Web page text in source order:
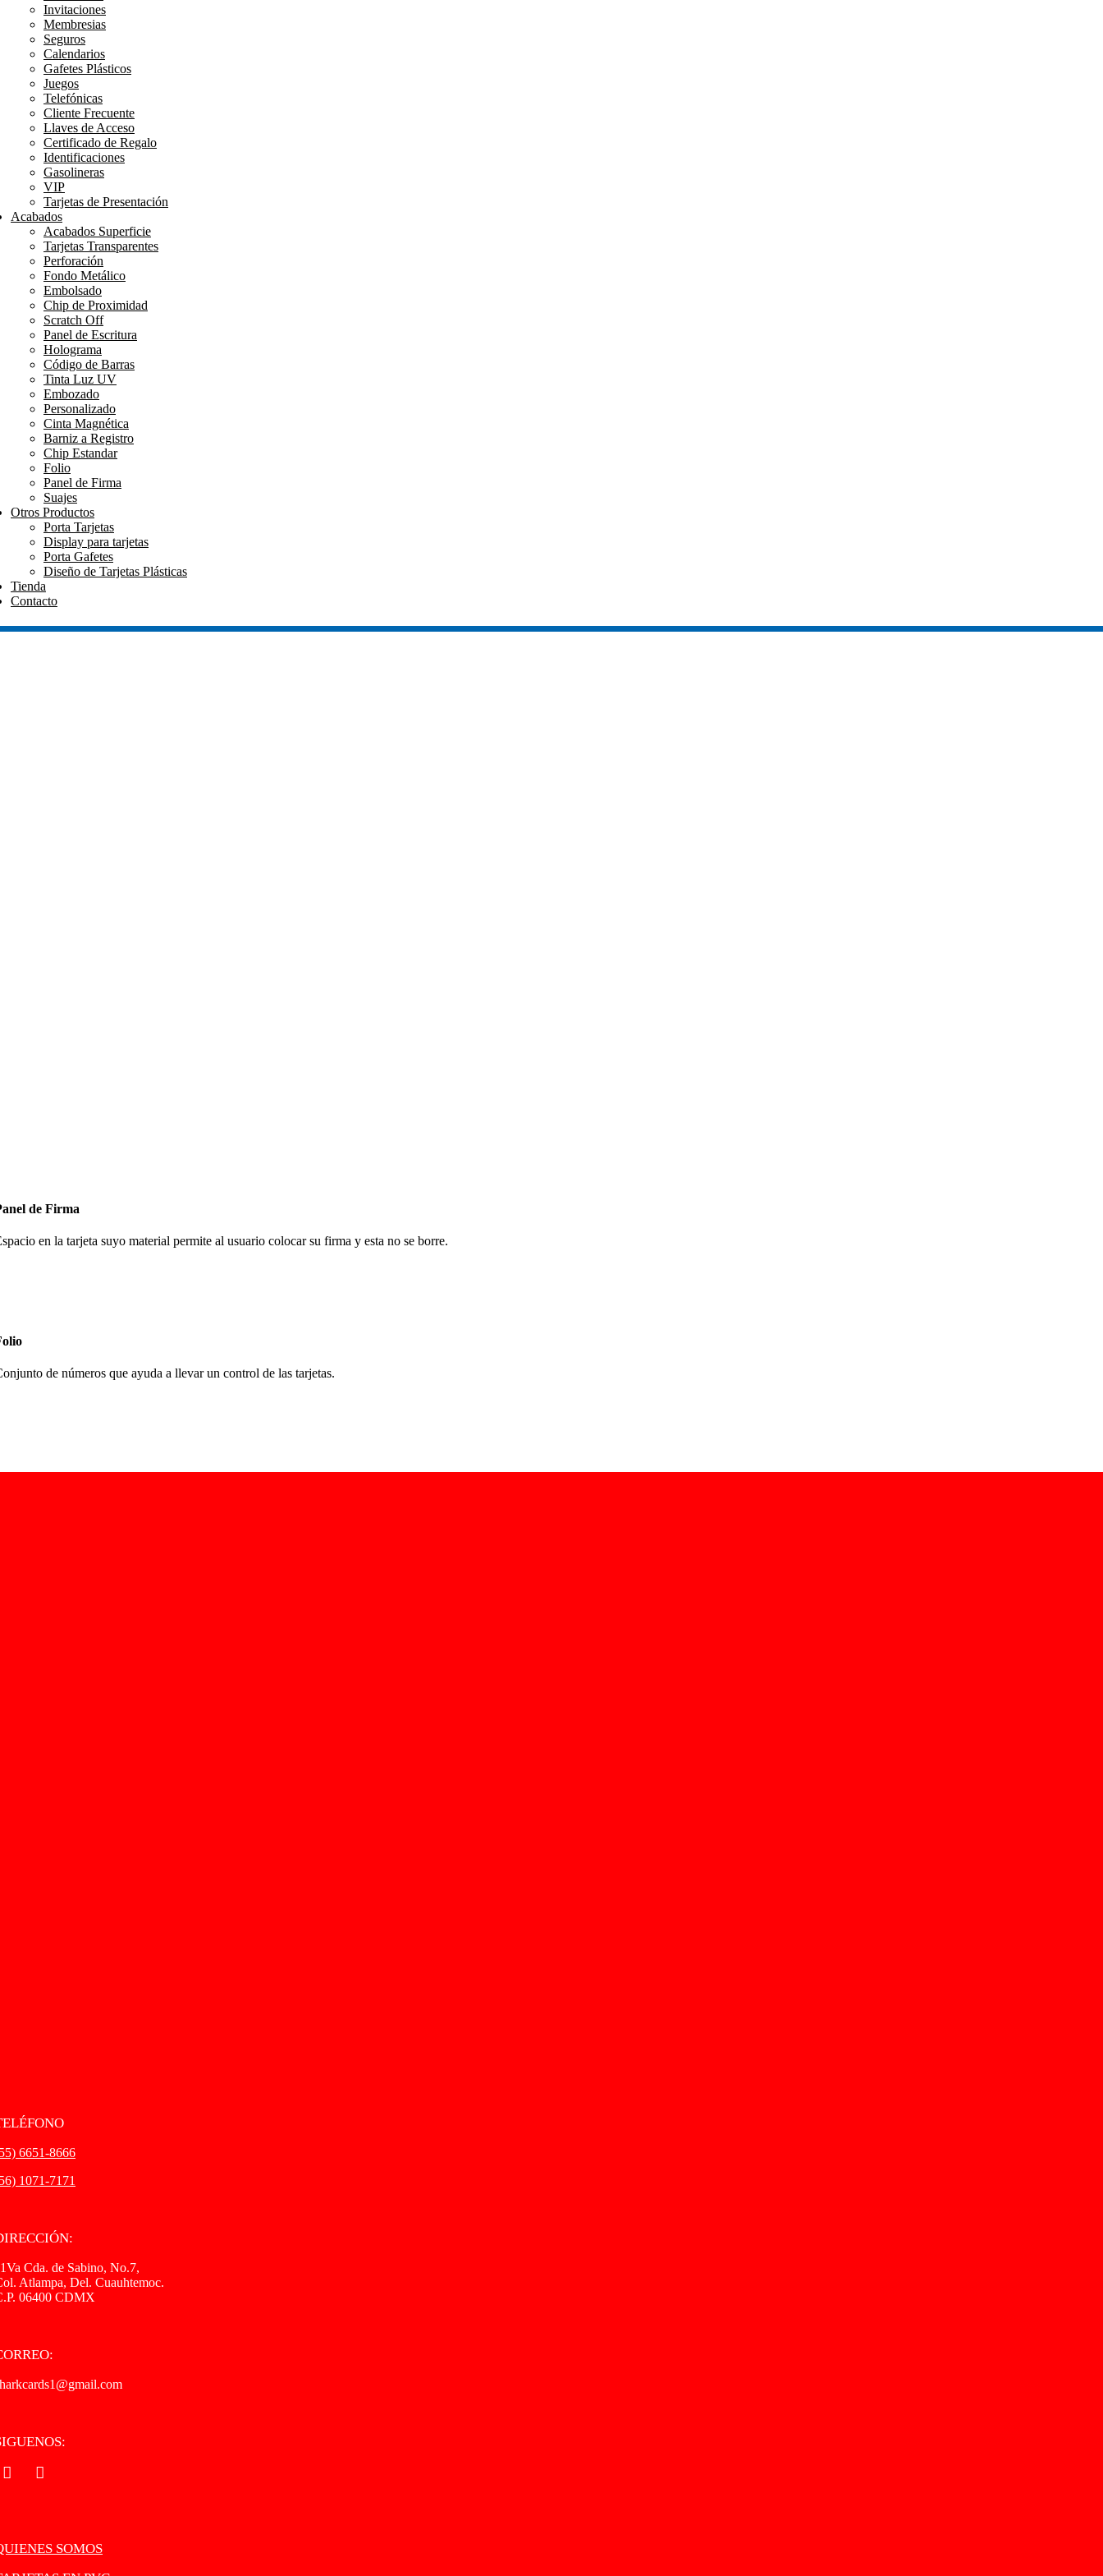
Invitaciones
Membresias
Seguros
Calendarios
Gafetes Plásticos
Juegos
Telefónicas
Cliente Frecuente
Llaves de Acceso
Certificado de Regalo
Identificaciones
Gasolineras
VIP
Tarjetas de Presentación
Acabados
Acabados Superficie
Tarjetas Transparentes
Perforación
Fondo Metálico
Embolsado
Chip de Proximidad
Scratch Off
Panel de Escritura
Holograma
Código de Barras
Tinta Luz UV
Embozado
Personalizado
Cinta Magnética
Barniz a Registro
Chip Estandar
Folio
Panel de Firma
Suajes
Otros Productos
Porta Tarjetas
Display para tarjetas
Porta Gafetes
Diseño de Tarjetas Plásticas
Tienda
Contacto
de Firma
en la tarjeta suyo material permite al usuario colocar su firma y esta no se borre.
de números que ayuda a llevar un control de las tarjetas.
6651-8666
1071-7171
Cda. de Sabino, No.7,
Atlampa, Del. Cuauhtemoc.
06400 CDMX
SOMOS